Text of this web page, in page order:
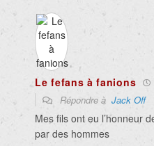
Le fefans à fanions
Répondre à Jack Off
Mes fils ont eu l’honneur
par des hommes